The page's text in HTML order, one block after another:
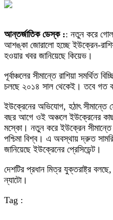
আন্তর্জাতিক ডেস্ক :: নতুন করে
আশঙ্কা জোরালো হচ্ছে ইউক্রেন-
হওয়ার খবর জানিয়েছে কিয়েভ।
পূর্বাঞ্চলের সীমান্তে রাশিয়া সমর্থিত
চলছে ২০১৪ সাল থেকেই। তবে গত
ইউক্রেনের অভিযোগ, হঠাৎ সীমান্তে
বছর আগে ওই অঞ্চলে ইউক্রেনের কাছ
মস্কো। নতুন করে ইউক্রেন সীমান্তে
পশ্চিমা বিশ্ব। এ অবস্থায় দ্রুত
জানিয়েছে ইউক্রেনের প্রেসিডেন্ট।
দেশটির প্রধান মিত্র যুক্তরাষ্ট্র
ন্যাটো।
Tag :